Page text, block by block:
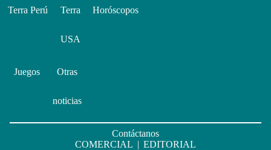
Terra Perú Terra
USA
Horóscopos
Juegos Otras
noticias
Contáctanos
COMERCIAL | EDITORIAL